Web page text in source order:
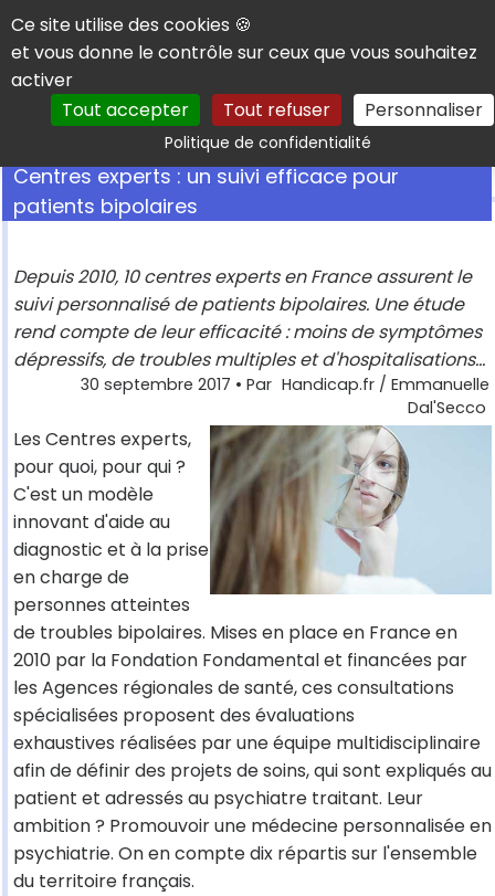
Panneau de gestion des cookies
Ce site utilise des cookies 🍪
et vous donne le contrôle sur ceux que vous souhaitez
activer
Tout accepter
Tout refuser Personnaliser
Politique de confidentialitéRechercher
Centres experts : un suivi efficace pour
patients bipolaires
Depuis 2010, 10 centres experts en France assurent le
suivi personnalisé de patients bipolaires. Une étude
rend compte de leur efficacité : moins de symptômes
dépressifs, de troubles multiples et d'hospitalisations...
30 septembre 2017 • Par Handicap.fr / Emmanuelle
Dal'Secco
Les Centres experts,
pour quoi, pour qui ?
C'est un modèle
innovant d'aide au
diagnostic et à la prise
en charge de
personnes atteintes
de troubles bipolaires. Mises en place en France en
2010 par la Fondation Fondamental et financées par
les Agences régionales de santé, ces consultations
spécialisées proposent des évaluations
exhaustives réalisées par une équipe multidisciplinaire
afin de définir des projets de soins, qui sont expliqués au
patient et adressés au psychiatre traitant. Leur
ambition ? Promouvoir une médecine personnalisée en
psychiatrie. On en compte dix répartis sur l'ensemble
du territoire français.